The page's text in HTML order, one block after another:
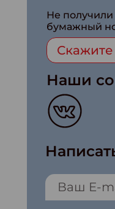
Не
бумажный
Наши